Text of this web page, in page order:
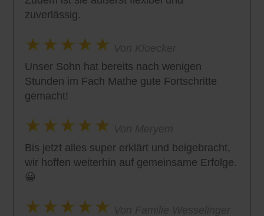
zuverlässig.
Unser Sohn hat bereits nach wenigen
Stunden im Fach Mathe gute Fortschritte
gemacht!
Bis jetzt alles super erklärt und beigebracht,
wir hoffen weiterhin auf gemeinsame Erfolge.
😀